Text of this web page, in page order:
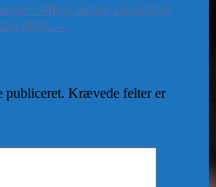
i Mjøls lørdag formiddag
aften →
publiceret. Krævede felter er